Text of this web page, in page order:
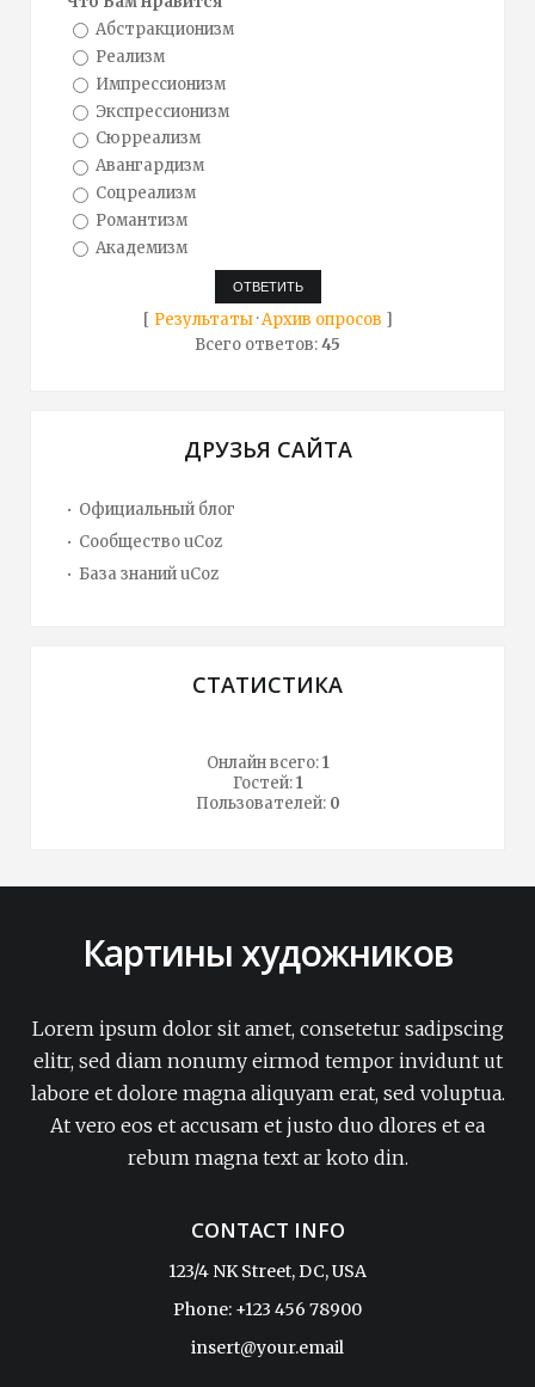
Абстракционизм
Реализм
Импрессионизм
Экспрессионизм
Сюрреализм
Авангардизм
Соцреализм
Романтизм
Академизм
[ Результаты·Архив опросов ]
Всего ответов:45
ДРУЗЬЯ САЙТА
Официальный блог
Сообщество uCoz
База знаний uCoz
СТАТИСТИКА
Онлайн всего:1
Гостей:1
Пользователей: 0
Картины художников
Lorem ipsum dolor sit amet, consetetur sadipscing
elitr, sed diam nonumy eirmod tempor invidunt ut
labore et dolore magna aliquyam erat, sed voluptua.
At vero eos et accusam et justo duo dlores et ea
rebum magna text ar koto din.
CONTACT INFO
123/4 NK Street, DC, USA
Phone: +123 456 78900
insert@your.email